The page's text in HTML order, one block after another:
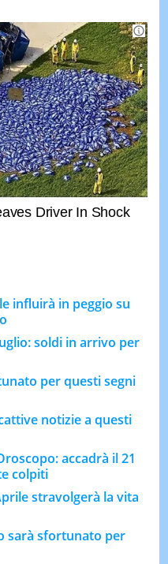
influirà in peggio su
soldi in arrivo per
per questi segni
notizie a questi
accadrà il 21
colpiti
stravolgerà la vita
sarà sfortunato per